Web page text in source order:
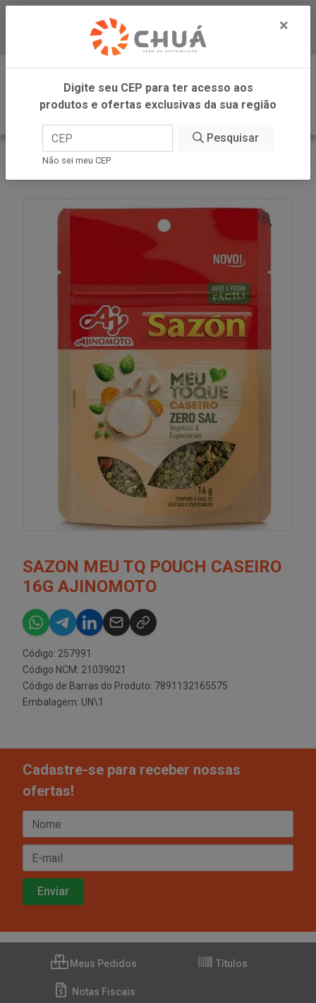
Baixe já nosso APP
0
INÍCIO
AJINOMOTO
SAZON MEU TQ POUCH CASEIRO
16G AJINOMOTO
Código: 257991
Código NCM: 21039021
Código de Barras do Produto: 7891132165575
Embalagem: UN\1
Cadastre-se para receber nossas
ofertas!
Meus Pedidos Títulos
Notas Fiscais
×
Digite seu CEP para ter acesso aos
produtos e ofertas exclusivas da sua região
Pesquisar
Não sei meu CEP